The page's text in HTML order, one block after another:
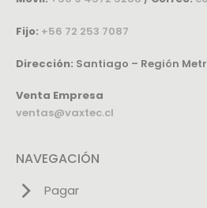
Fijo: +56 72 253 7087
Dirección: Santiago – Región
Venta Empresa
ventas@vaxtec.cl
NAVEGACIÓN
Pagar